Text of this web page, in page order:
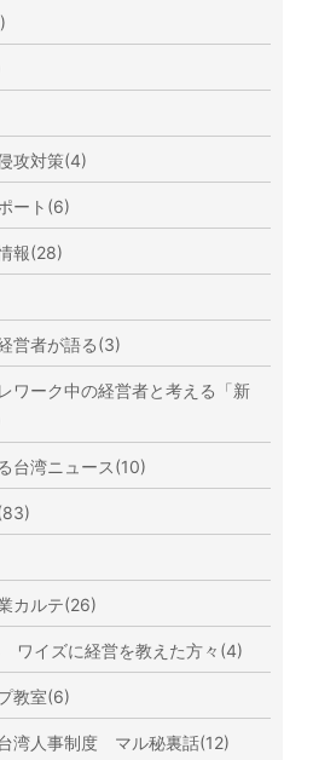
攻対策(4)
ート(6)
報(28)
営者が語る(3)
ワーク中の経営者と考える「新
台湾ニュース(10)
カルテ(26)
ワイズに経営を教えた方々(4)
教室(6)
湾人事制度 マル秘裏話(12)